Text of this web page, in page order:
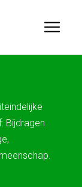
Bijdragen